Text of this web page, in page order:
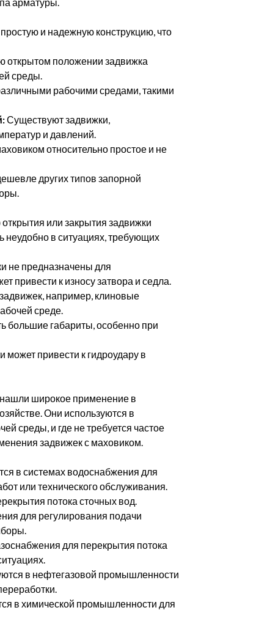
и надежную конструкцию, что
открытом положении задвижка
среды.
рабочими средами, такими
Существуют задвижки,
и давлений.
относительно простое и не
других типов запорной
или закрытия задвижки
неудобно в ситуациях, требующих
не предназначены для
привести к износу затвора и седла.
например, клиновые
среде.
большие габариты, особенно при
может привести к гидроудару в
широкое применение в
Они используются в
среды, и где не требуется частое
задвижек с маховиком.
в системах водоснабжения для
или технического обслуживания.
потока сточных вод.
для регулирования подачи
для перекрытия потока
в нефтегазовой промышленности
в химической промышленности для